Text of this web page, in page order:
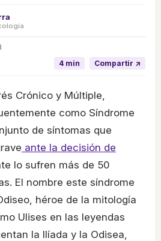
4 min
Compartir ↗
Crónico y Múltiple,
como Síndrome
de síntomas que
ante la decisión de
lo sufren más de 50
El nombre este síndrome
héroe de la mitología
Ulises en las leyendas
la Ilíada y la Odisea,